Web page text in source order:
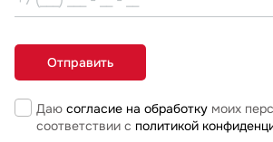
Даю согласие на обработкумоих
соответствии с политикой